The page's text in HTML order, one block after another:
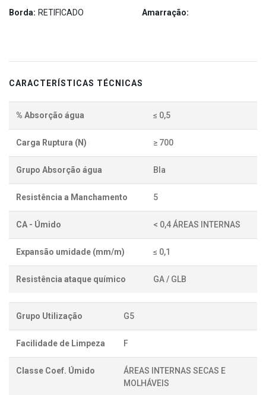
Borda: RETIFICADO Amarração:
CARACTERÍSTICAS TÉCNICAS
% Absorção água ≤ 0,5
Carga Ruptura (N) ≥ 700
Grupo Absorção água BIa
Resistência a Manchamento 5
CA - Úmido < 0,4 ÁREAS INTERNAS
Expansão umidade (mm/m) ≤ 0,1
Resistência ataque químico GA / GLB
Grupo Utilização G5
Facilidade de Limpeza F
Classe Coef. Úmido
ÁREAS INTERNAS SECAS E
MOLHÁVEIS